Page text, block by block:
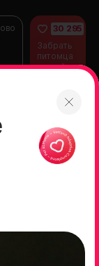
30 295
Забрать
питомца
домой